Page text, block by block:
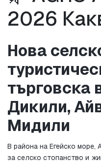
2026
Нова
търговска
Дикили,
Мидили
В района на Егейско море,
за селско стопанство и